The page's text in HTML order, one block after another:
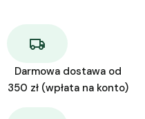
Darmowa dostawa od
350 zł (wpłata na konto)